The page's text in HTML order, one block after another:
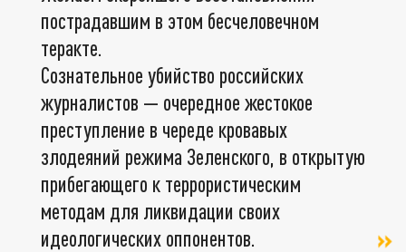
пострадавшим в этом бесчеловечном
теракте.
Сознательное убийство российских
журналистов — очередное жестокое
преступление в череде кровавых
злодеяний режима Зеленского, в открытую
прибегающего к террористическим
методам для ликвидации своих
идеологических оппонентов.